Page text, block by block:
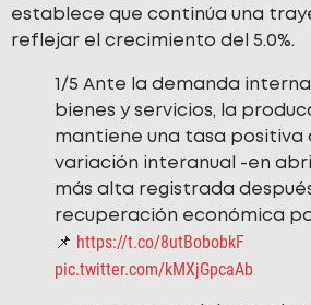
establece que continúa una
reflejar el crecimiento del 5.0%.
1/5 Ante la demanda
bienes y servicios, la
mantiene una tasa positiva
variación interanual -en
más alta registrada
recuperación económica
📌 https://t.co/8utBobobkF
pic.twitter.com/kMXjGpcaAb